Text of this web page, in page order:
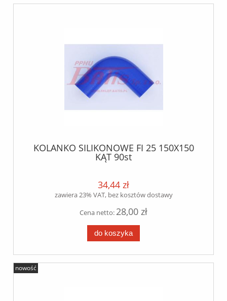
KOLANKO SILIKONOWE FI 25 150X150
KĄT 90st
34,44 zł
zawiera 23% VAT, bez kosztów dostawy
Cena netto: 28,00 zł
do koszyka
nowość